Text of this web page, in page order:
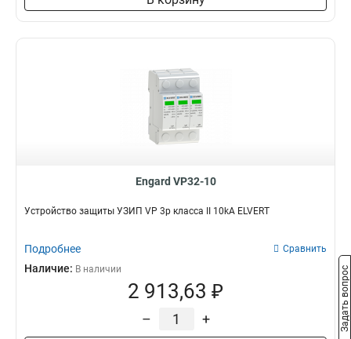
Engard VP32-10
Устройство защиты УЗИП VP 3р класса II 10kA ELVERT
Подробнее Сравнить
Наличие: В наличии
2 913,63 ₽
– + Задать вопрос